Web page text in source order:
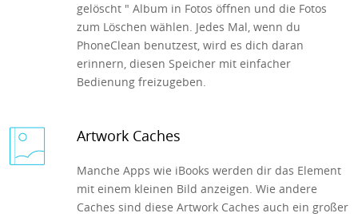
gelöscht " Album in Fotos öffnen und die Fotos
zum Löschen wählen. Jedes Mal, wenn du
PhoneClean benutzest, wird es dich daran
erinnern, diesen Speicher mit einfacher
Bedienung freizugeben.
Artwork Caches
Manche Apps wie iBooks werden dir das Element
mit einem kleinen Bild anzeigen. Wie andere
Caches sind diese Artwork Caches auch ein großer